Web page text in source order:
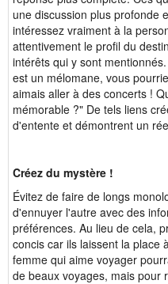
une discussion plus profonde
intéressez vraiment à la
attentivement le profil du
intérêts qui y sont
est un mélomane, vous
aimais aller à des concerts !
mémorable ?" De tels liens
d'entente et démontrent un
Créez du mystère !
Évitez de faire de longs
d'ennuyer l'autre avec des
préférences. Au lieu de cela,
concis car ils laissent la place
femme qui aime voyager
de beaux voyages, mais pour